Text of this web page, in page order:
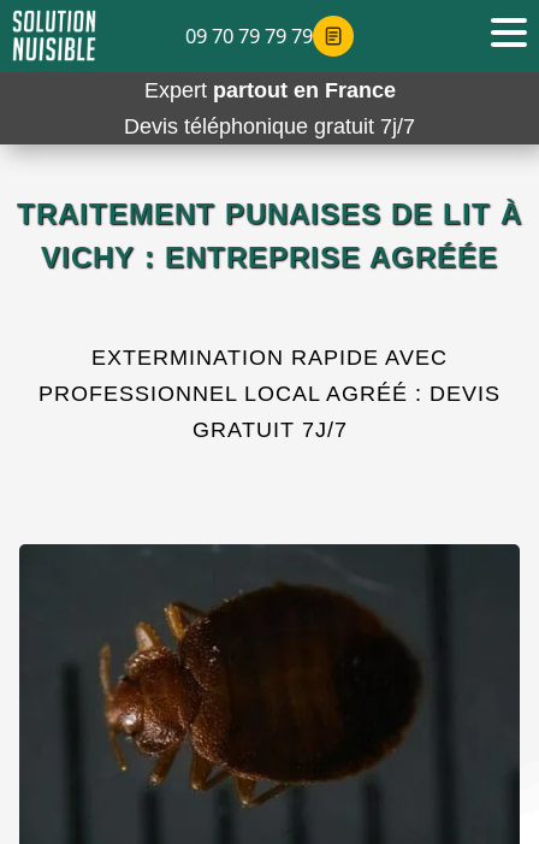
Expert partout en France
Devis téléphonique gratuit 7j/7
TRAITEMENT PUNAISES DE LIT À
VICHY : ENTREPRISE AGRÉÉE
EXTERMINATION RAPIDE AVEC
PROFESSIONNEL LOCAL AGRÉÉ : DEVIS
GRATUIT 7J/7
09 70 79 79 79